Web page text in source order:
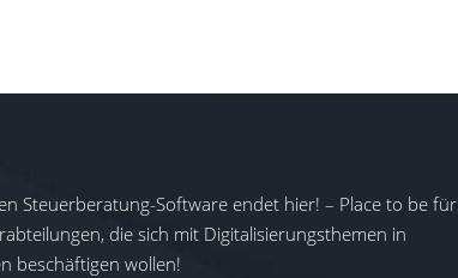
Steuerberatung-Software endet hier! – Place to be für
die sich mit Digitalisierungsthemen in
beschäftigen wollen!